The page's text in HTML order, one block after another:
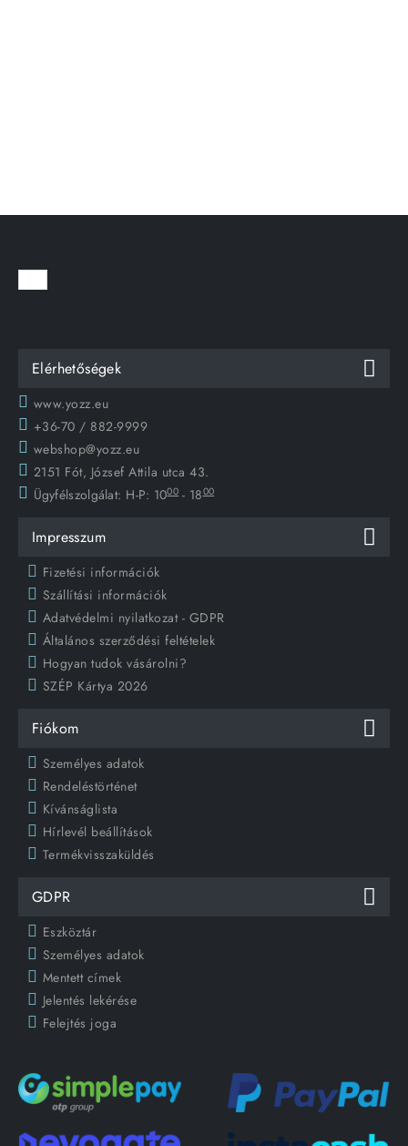
Elérhetőségek
www.yozz.eu
+36-70 / 882-9999
webshop@yozz.eu
2151 Fót, József Attila utca 43.
Ügyfélszolgálat: H-P: 1000 - 1800
Impresszum
Fizetési információk
Szállítási információk
Adatvédelmi nyilatkozat - GDPR
Általános szerződési feltételek
Hogyan tudok vásárolni?
SZÉP Kártya 2026
Fiókom
Személyes adatok
Rendeléstörténet
Kívánságlista
Hírlevél beállítások
Termékvisszaküldés
GDPR
Eszköztár
Személyes adatok
Mentett címek
Jelentés lekérése
Felejtés joga